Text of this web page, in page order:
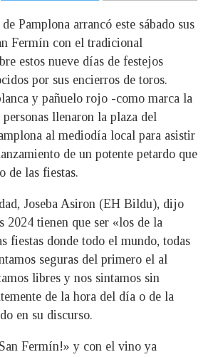
Pamplona arrancó este sábado sus
Fermín con el tradicional
estos nueve días de festejos
por sus encierros de toros.
y pañuelo rojo -como marca la
llenaron la plaza del
al mediodía local para asistir
de un potente petardo que
de las fiestas.
Joseba Asiron (EH Bildu), dijo
2024 tienen que ser «los de la
fiestas donde todo el mundo, todas
seguras del primero el al
libres y nos sintamos sin
de la hora del día o de la
en su discurso.
Fermín!» y con el vino ya